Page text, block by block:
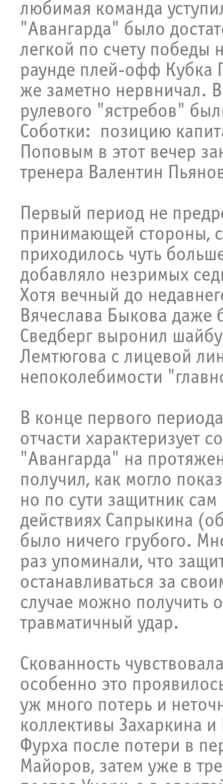
любимая команда
"Авангарда" было
легкой по счету
раунде плей-офф Кубка
же заметно нервничал.
рулевого "ястребов"
Соботки: позицию
Поповым в этот вечер
тренера Валентин
Первый период не
принимающей стороны,
приходилось чуть
добавляло незримых
Хотя вечный до
Вячеслава Быкова даже
Сведберг выронил
Лемтюгова с лицевой
непоколебимости
В конце первого
отчасти характеризует
"Авангарда" на
получил, как могло
но по сути защитник
действиях Сапрыкина
было ничего грубого.
раз упоминали, что
останавливаться за
случае можно получить
травматичный удар.
Скованность
особенно это
уж много потерь и
коллективы Захаркина
Фурха после потери в
Майоров, затем уже в